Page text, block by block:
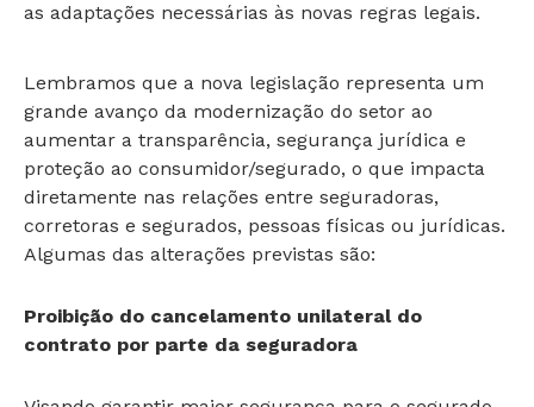
as adaptações necessárias às novas regras legais.
Lembramos que a nova legislação representa um
grande avanço da modernização do setor ao
aumentar a transparência, segurança jurídica e
proteção ao consumidor/segurado, o que impacta
diretamente nas relações entre seguradoras,
corretoras e segurados, pessoas físicas ou jurídicas.
Algumas das alterações previstas são:
Proibição do cancelamento unilateral do
contrato por parte da seguradora